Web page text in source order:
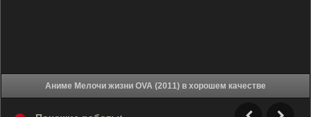
Аниме Мелочи жизни OVA (2011) в хорошем качестве